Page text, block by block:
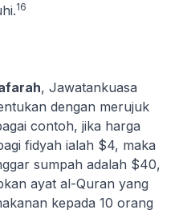
16
, Jawatankuasa
dengan merujuk
contoh, jika harga
fidyah ialah $4, maka
sumpah adalah $40,
ayat al-Quran yang
kepada 10 orang